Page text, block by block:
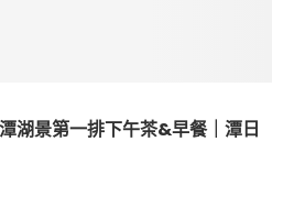
湖景第一排下午茶&早餐｜潭日